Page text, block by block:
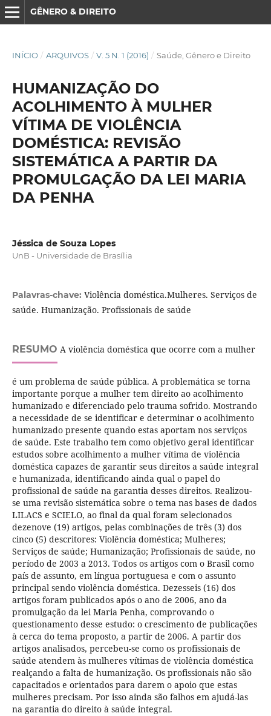
GÊNERO & DIREITO
INÍCIO / ARQUIVOS / V. 5 N. 1 (2016) / Saúde, Gênero e Direito
HUMANIZAÇÃO DO
ACOLHIMENTO À MULHER
VÍTIMA DE VIOLÊNCIA
DOMÉSTICA: REVISÃO
SISTEMÁTICA A PARTIR DA
PROMULGAÇÃO DA LEI MARIA
DA PENHA
Jéssica de Souza Lopes
UnB - Universidade de Brasília
Palavras-chave: Violência doméstica.Mulheres. Serviços de
saúde. Humanização. Profissionais de saúde
RESUMO A violência doméstica que ocorre com a mulher
é um problema de saúde pública. A problemática se torna
importante porque a mulher tem direito ao acolhimento
humanizado e diferenciado pelo trauma sofrido. Mostrando
a necessidade de se identificar e determinar o acolhimento
humanizado presente quando estas aportam nos serviços
de saúde. Este trabalho tem como objetivo geral identificar
estudos sobre acolhimento a mulher vítima de violência
doméstica capazes de garantir seus direitos a saúde integral
e humanizada, identificando ainda qual o papel do
profissional de saúde na garantia desses direitos. Realizou-
se uma revisão sistemática sobre o tema nas bases de dados
LILACS e SCIELO, ao final da qual foram selecionados
dezenove (19) artigos, pelas combinações de três (3) dos
cinco (5) descritores: Violência doméstica; Mulheres;
Serviços de saúde; Humanização; Profissionais de saúde, no
período de 2003 a 2013. Todos os artigos com o Brasil como
país de assunto, em língua portuguesa e com o assunto
principal sendo violência doméstica. Dezesseis (16) dos
artigos foram publicados após o ano de 2006, ano da
promulgação da lei Maria Penha, comprovando o
questionamento desse estudo: o crescimento de publicações
à cerca do tema proposto, a partir de 2006. A partir dos
artigos analisados, percebeu-se como os profissionais de
saúde atendem às mulheres vítimas de violência doméstica
realçando a falta de humanização. Os profissionais não são
capacitados e orientados para darem o apoio que estas
mulheres precisam. Por isso ainda são falhos em ajudá-las
na garantia do direito à saúde integral.